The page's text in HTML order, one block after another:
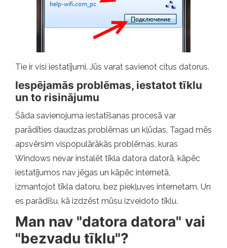
Tie ir visi iestatījumi. Jūs varat savienot citus datorus.
Iespējamās problēmas, iestatot tīklu
un to risinājumu
Šāda savienojuma iestatīšanas procesā var
parādīties daudzas problēmas un kļūdas. Tagad mēs
apsvērsim vispopulārākās problēmas, kuras
Windows nevar instalēt tīkla datora datorā, kāpēc
iestatījumos nav jēgas un kāpēc internetā,
izmantojot tīkla datoru, bez piekļuves internetam. Un
es parādīšu, kā izdzēst mūsu izveidoto tīklu.
Man nav "datora datora" vai
"bezvadu tīklu"?